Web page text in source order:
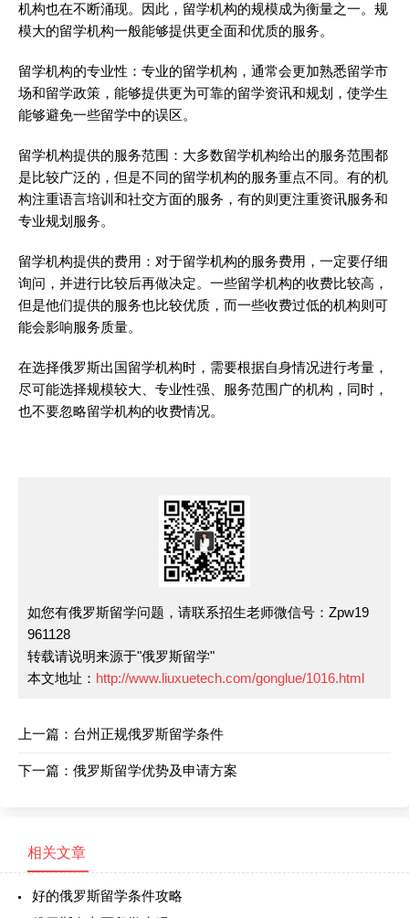
机构也在不断涌现。因此，留学机构的规模成为衡量之一。规
模大的留学机构一般能够提供更全面和优质的服务。
留学机构的专业性：专业的留学机构，通常会更加熟悉留学市
场和留学政策，能够提供更为可靠的留学资讯和规划，使学生
能够避免一些留学中的误区。
留学机构提供的服务范围：大多数留学机构给出的服务范围都
是比较广泛的，但是不同的留学机构的服务重点不同。有的机
构注重语言培训和社交方面的服务，有的则更注重资讯服务和
专业规划服务。
留学机构提供的费用：对于留学机构的服务费用，一定要仔细
询问，并进行比较后再做决定。一些留学机构的收费比较高，
但是他们提供的服务也比较优质，而一些收费过低的机构则可
能会影响服务质量。
在选择俄罗斯出国留学机构时，需要根据自身情况进行考量，
尽可能选择规模较大、专业性强、服务范围广的机构，同时，
也不要忽略留学机构的收费情况。
如您有俄罗斯留学问题，请联系招生老师微信号：Zpw19
961128
转载请说明来源于"俄罗斯留学"
本文地址： http://www.liuxuetech.com/gonglue/1016.html
上一篇： 台州正规俄罗斯留学条件
下一篇： 俄罗斯留学优势及申请方案
相关文章
好的俄罗斯留学条件攻略